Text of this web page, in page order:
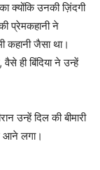
क्योंकि उनकी ज़िंदगी
प्रेमकहानी ने
कहानी जैसा था।
ही बिंदिया ने उन्हें
उन्हें दिल की बीमारी
आने लगा।